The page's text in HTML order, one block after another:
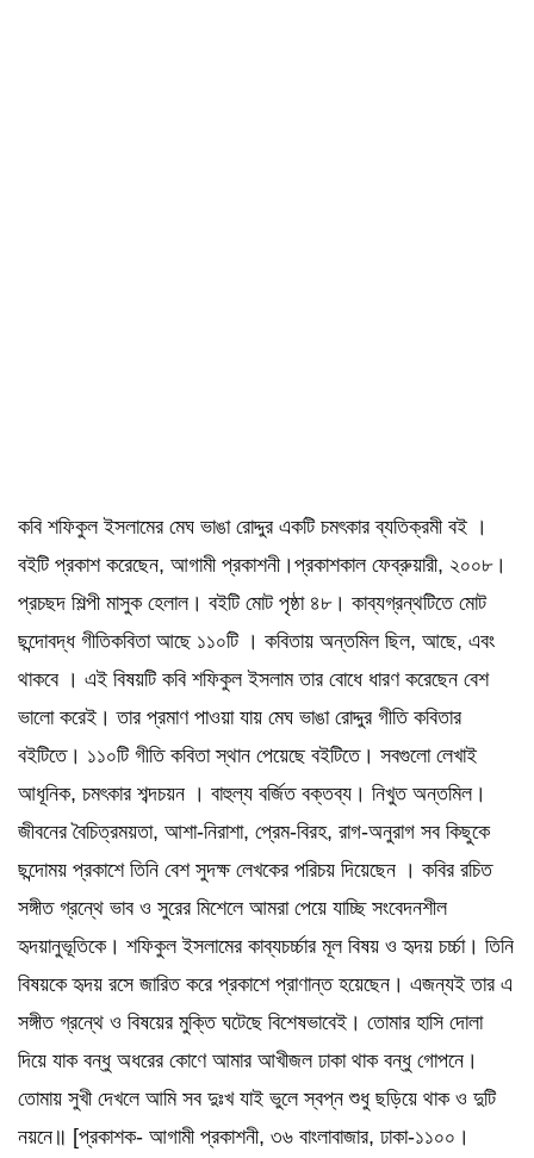
কবি শফিকুল ইসলামের মেঘ ভাঙা রোদ্দুর একটি চমৎকার ব্যতিক্রমী বই ।
বইটি প্রকাশ করেছেন, আগামী প্রকাশনী।প্রকাশকাল ফেব্রুয়ারী, ২০০৮।
প্রচছদ শিল্পী মাসুক হেলাল। বইটি মোট পৃষ্ঠা ৪৮। কাব্যগ্রন্থটিতে মোট
ছন্দোবদ্ধ গীতিকবিতা আছে ১১০টি । কবিতায় অন্তমিল ছিল, আছে, এবং
থাকবে । এই বিষয়টি কবি শফিকুল ইসলাম তার বোধে ধারণ করেছেন বেশ
ভালো করেই। তার প্রমাণ পাওয়া যায় মেঘ ভাঙা রোদ্দুর গীতি কবিতার
বইটিতে। ১১০টি গীতি কবিতা স্থান পেয়েছে বইটিতে। সবগুলো লেখাই
আধূনিক, চমৎকার শব্দচয়ন । বাহুল্য বর্জিত বক্তব্য। নিখুত অন্তমিল।
জীবনের বৈচিত্রময়তা, আশা-নিরাশা, প্রেম-বিরহ, রাগ-অনুরাগ সব কিছুকে
ছন্দোময় প্রকাশে তিনি বেশ সুদক্ষ লেখকের পরিচয় দিয়েছেন । কবির রচিত
সঙ্গীত গ্রন্থে ভাব ও সুরের মিশেলে আমরা পেয়ে যাচ্ছি সংবেদনশীল
হৃদয়ানুভূতিকে। শফিকুল ইসলামের কাব্যচর্চ্চার মূল বিষয় ও হৃদয় চর্চ্চা। তিনি
বিষয়কে হৃদয় রসে জারিত করে প্রকাশে প্রাণান্ত হয়েছেন। এজন্যই তার এ
সঙ্গীত গ্রন্থে ও বিষয়ের মুক্তি ঘটেছে বিশেষভাবেই। তোমার হাসি দোলা
দিয়ে যাক বন্ধু অধরের কোণে আমার আখীজল ঢাকা থাক বন্ধু গোপনে।
তোমায় সুখী দেখলে আমি সব দুঃখ যাই ভুলে স্বপ্ন শুধু ছড়িয়ে থাক ও দুটি
নয়নে॥ [প্রকাশক- আগামী প্রকাশনী, ৩৬ বাংলাবাজার, ঢাকা-১১০০।